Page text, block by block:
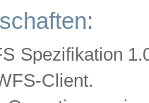
Spezifikation
Client.